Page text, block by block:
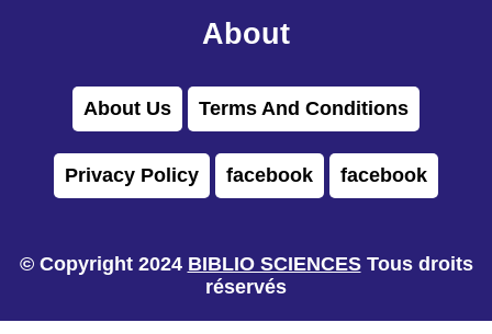
About
About Us Terms And Conditions
Privacy Policy facebook facebook
© Copyright 2024 BIBLIO SCIENCESTous droits
réservés